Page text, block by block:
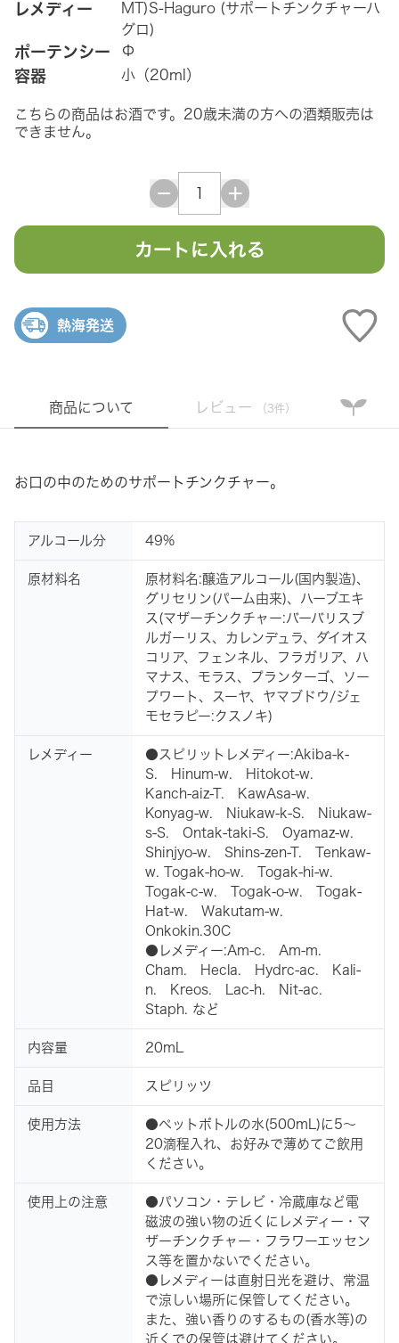
レメディー
MT)S-Haguro (サポートチンクチャーハ
グロ)
ポーテンシー Φ
容器 小（20ml）
こちらの商品はお酒です。20歳未満の方への酒類販売は
できません。
カートに入れる
熱海発送
商品について レビュー （3件）
お口の中のためのサポートチンクチャー。
アルコール分 49%
原材料名
原材料名:醸造アルコール(国内製造)、
グリセリン(パーム由来)、ハーブエキ
ス(マザーチンクチャー:バーバリスブ
ルガーリス、カレンデュラ、ダイオス
コリア、フェンネル、フラガリア、ハ
マナス、モラス、プランターゴ、ソー
プワート、スーヤ、ヤマブドウ/ジェ
モセラピー:クスノキ)
レメディー
●スピリットレメディー:Akiba-k-
S. Hinum-w. Hitokot-w.
Kanch-aiz-T. KawAsa-w.
Konyag-w. Niukaw-k-S. Niukaw-
s-S. Ontak-taki-S. Oyamaz-w.
Shinjyo-w. Shins-zen-T. Tenkaw-
w. Togak-ho-w. Togak-hi-w.
Togak-c-w. Togak-o-w. Togak-
Hat-w. Wakutam-w.
Onkokin.30C
●レメディー:Am-c. Am-m.
Cham. Hecla. Hydrc-ac. Kali-
n. Kreos. Lac-h. Nit-ac.
Staph. など
内容量 20mL
品目 スピリッツ
使用方法
●ペットボトルの水(500mL)に5～
20滴程入れ、お好みで薄めてご飲用
ください。
使用上の注意
●パソコン・テレビ・冷蔵庫など電
磁波の強い物の近くにレメディー・マ
ザーチンクチャー・フラワーエッセン
ス等を置かないでください。
●レメディーは直射日光を避け、常温
で涼しい場所に保管してください。
また、強い香りのするもの(香水等)の
近くでの保管は避けてください。